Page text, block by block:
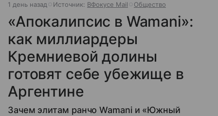
1 день назад Источник: ВФокусе Mail Общество
«Апокалипсис в Wamani»:
как миллиардеры
Кремниевой долины
готовят себе убежище в
Аргентине
Зачем элитам ранчо Wamani и «Южный